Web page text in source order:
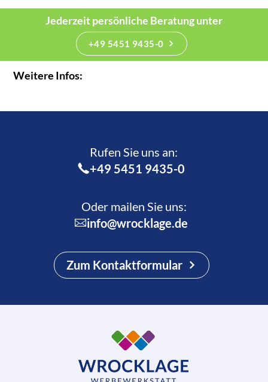
Jederzeit persönliche Beratung unter
+49 5451 9435-0
Weitere Infos:
Rufen Sie uns an:­
+49 5451 9435-0
Oder mailen Sie uns:
info@wrocklage.de
Zum Kontaktformular